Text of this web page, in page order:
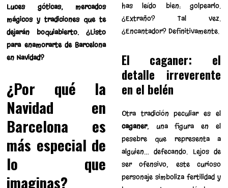
Luces góticas, mercados
mágicos y tradiciones que te
dejarán boquiabierto. ¿Listo
para enamorarte de Barcelona
en Navidad?
¿Por qué la
Navidad en
Barcelona es
más especial de
lo que
imaginas?
has leído bien: golpearlo.
¿Extraño? Tal vez.
¿Encantador? Definitivamente.
El caganer: el
detalle irreverente
en el belén
Otra tradición peculiar es el
caganer, una figura en el
pesebre que representa a
alguien… defecando. Lejos de
ser ofensivo, este curioso
personaje simboliza fertilidad y